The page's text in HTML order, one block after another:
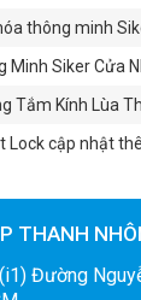
thông minh
Minh Siker Cửa
Tắm Kính Lùa
Lock cập nhật
THANH
Đường